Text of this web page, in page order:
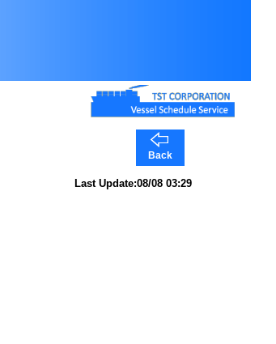
Back
Last Update:08/08 03:29